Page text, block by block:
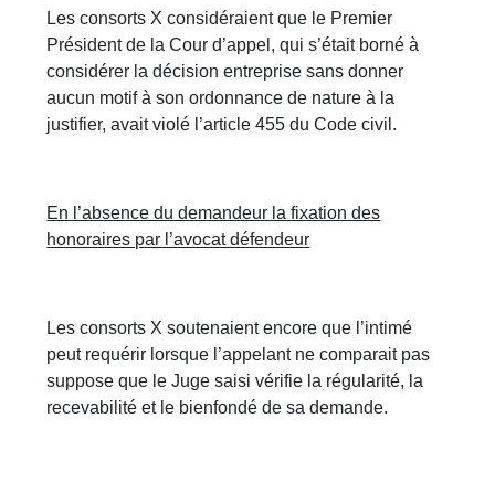
Les consorts X considéraient que le Premier
Président de la Cour d’appel, qui s’était borné à
considérer la décision entreprise sans donner
aucun motif à son ordonnance de nature à la
justifier, avait violé l’article 455 du Code civil.
En l’absence du demandeur la fixation des
honoraires par l’avocat défendeur
Les consorts X soutenaient encore que l’intimé
peut requérir lorsque l’appelant ne comparait pas
suppose que le Juge saisi vérifie la régularité, la
recevabilité et le bienfondé de sa demande.